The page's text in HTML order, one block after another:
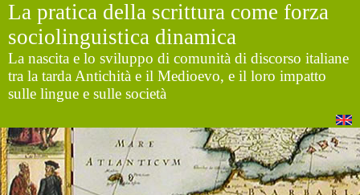
La pratica della scrittura come forza
sociolinguistica dinamica
La nascita e lo sviluppo di comunità di discorso italiane
tra la tarda Antichità e il Medioevo, e il loro impatto
sulle lingue e sulle società